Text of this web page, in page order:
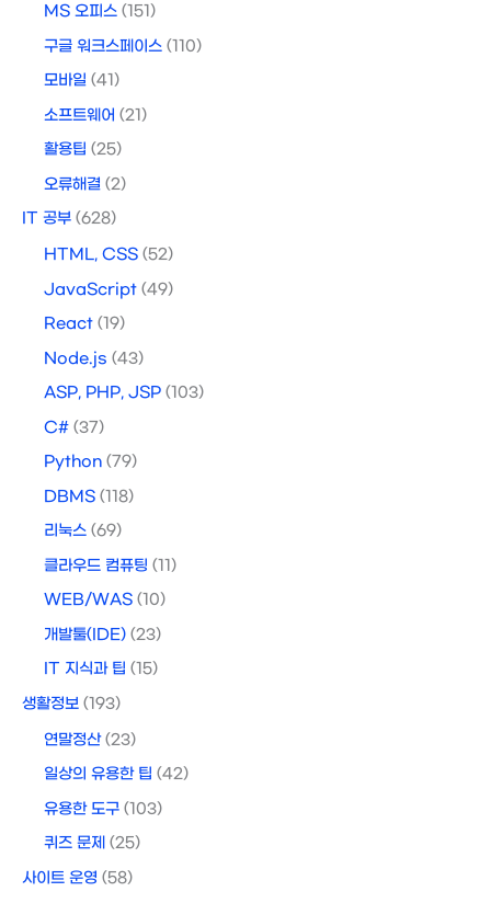
MS 오피스 (151)
구글 워크스페이스 (110)
모바일 (41)
소프트웨어 (21)
활용팁 (25)
오류해결 (2)
IT 공부 (628)
HTML, CSS (52)
JavaScript (49)
React (19)
Node.js (43)
ASP, PHP, JSP (103)
C# (37)
Python (79)
DBMS (118)
리눅스 (69)
클라우드 컴퓨팅 (11)
WEB/WAS (10)
개발툴(IDE) (23)
IT 지식과 팁 (15)
생활정보 (193)
연말정산(23)
일상의 유용한 팁 (42)
유용한 도구 (103)
퀴즈 문제 (25)
사이트 운영 (58)